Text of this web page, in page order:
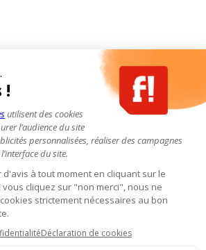
!
utilisent des cookies
l’audience du site
personnalisées, réaliser des campagnes
du site.
à tout moment en cliquant sur le
vous cliquez sur "non merci", nous ne
strictement nécessaires au bon
Déclaration de cookies